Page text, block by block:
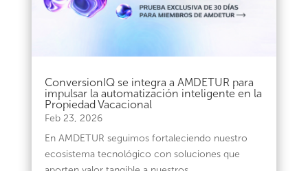
ConversionIQ se integra a AMDETUR para
impulsar la automatización inteligente en la
Propiedad Vacacional
Feb 23, 2026
En AMDETUR seguimos fortaleciendo nuestro
ecosistema tecnológico con soluciones que